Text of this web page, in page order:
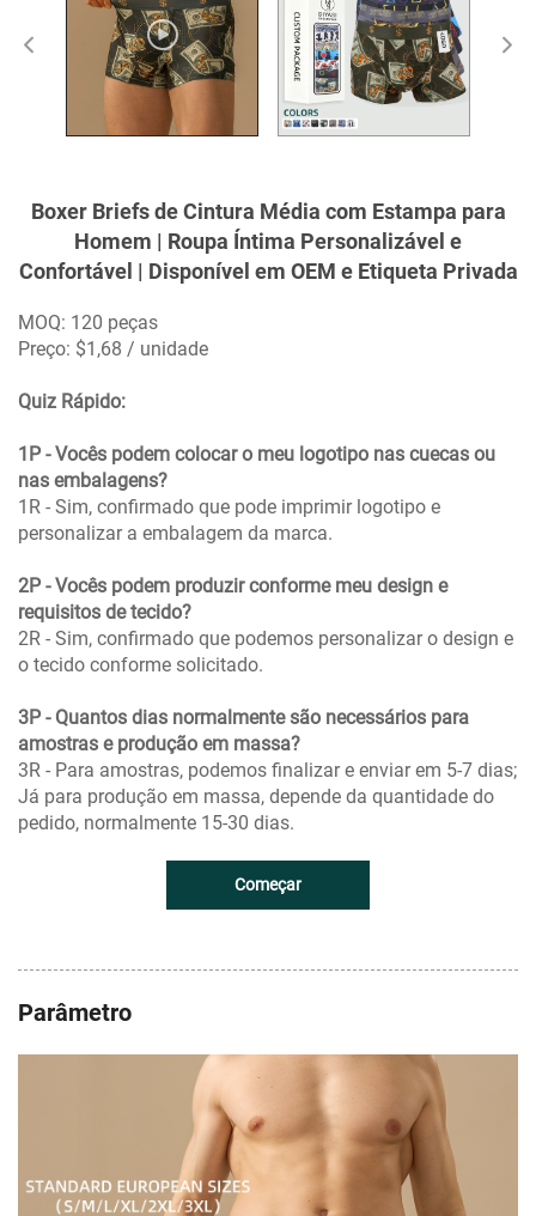
Boxer Briefs de Cintura Média com Estampa para
Homem | Roupa Íntima Personalizável e
Confortável | Disponível em OEM e Etiqueta Privada
MOQ: 120 peças
Preço: $1,68 / unidade
Quiz Rápido:
1P - Vocês podem colocar o meu logotipo nas cuecas ou
nas embalagens?
1R - Sim, confirmado que pode imprimir logotipo e
personalizar a embalagem da marca.
2P - Vocês podem produzir conforme meu design e
requisitos de tecido?
2R - Sim, confirmado que podemos personalizar o design e
o tecido conforme solicitado.
3P - Quantos dias normalmente são necessários para
amostras e produção em massa?
3R - Para amostras, podemos finalizar e enviar em 5-7 dias;
Já para produção em massa, depende da quantidade do
pedido, normalmente 15-30 dias.
Começar
Parâmetro